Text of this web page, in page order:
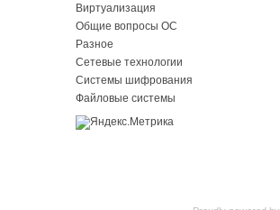
Виртуализация
Общие вопросы ОС
Разное
Сетевые технологии
Системы шифрования
Файловые системы